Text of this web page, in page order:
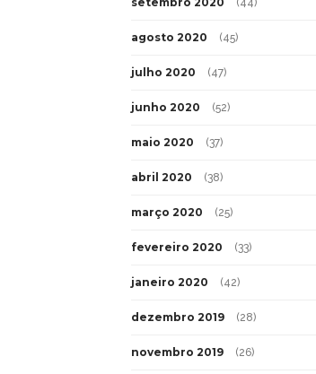
agosto 2020 (45)
julho 2020 (47)
junho 2020 (52)
maio 2020 (37)
abril 2020 (38)
março 2020 (25)
fevereiro 2020 (33)
janeiro 2020 (42)
dezembro 2019 (28)
novembro 2019 (26)